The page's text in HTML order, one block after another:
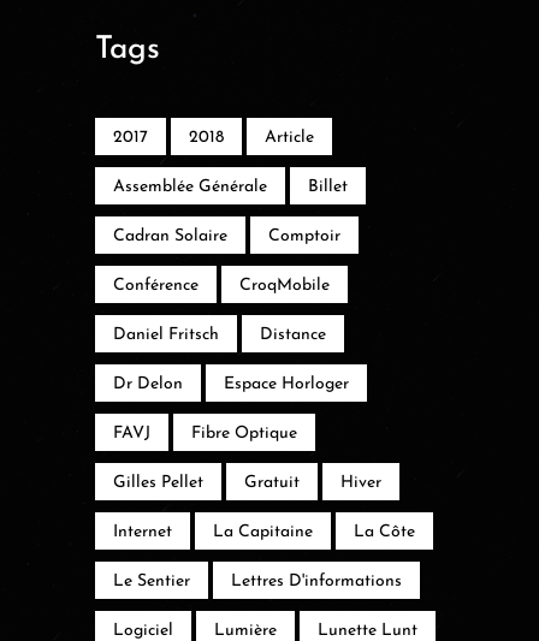
Tags
2017 2018 Article
Assemblée Générale Billet
Cadran Solaire Comptoir
Conférence CroqMobile
Daniel Fritsch Distance
Dr Delon Espace Horloger
FAVJ Fibre Optique
Gilles Pellet Gratuit Hiver
Internet La Capitaine La Côte
Le Sentier Lettres D'informations
Logiciel Lumière Lunette Lunt